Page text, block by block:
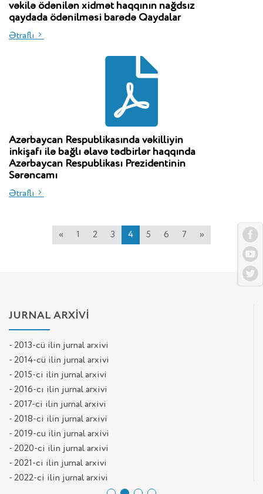
vəkilə ödənilən xidmət haqqının nağdsız
qaydada ödənilməsi barədə Qaydalar
Ətraflı
Azərbaycan Respublikasında vəkilliyin
inkişafı ilə bağlı əlavə tədbirlər haqqında
Azərbaycan Respublikası Prezidentinin
Sərəncamı
Ətraflı
« 1 2 3 4 5 6 7 »
JURNAL ARXİVİ
- 2013-cü ilin jurnal arxivi
- 2014-cü ilin jurnal arxivi
- 2015-ci ilin jurnal arxivi
- 2016-cı ilin jurnal arxivi
- 2017-ci ilin jurnal arxivi
- 2018-ci ilin jurnal arxivi
- 2019-cu ilin jurnal arxivi
- 2020-ci ilin jurnal arxivi
- 2021-ci ilin jurnal arxivi
- 2022-ci ilin jurnal arxivi